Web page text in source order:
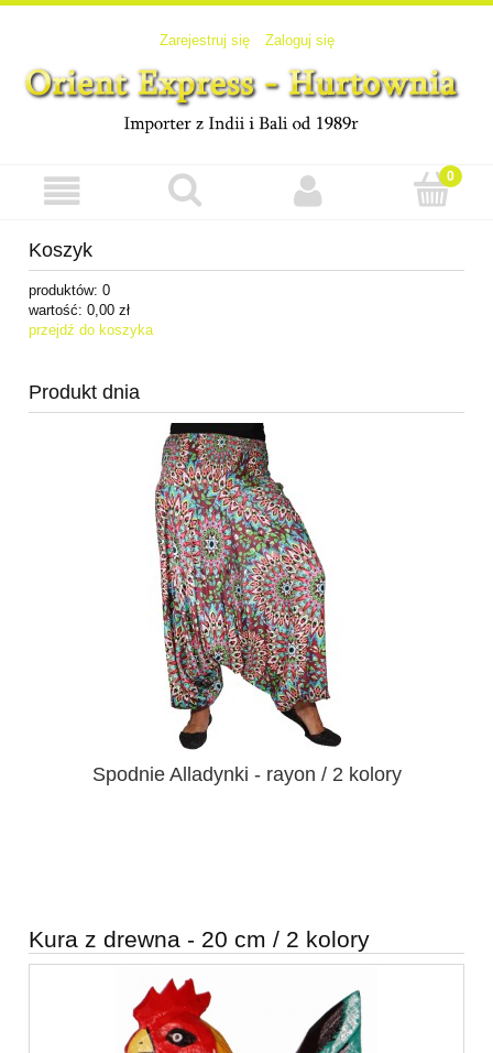
Zarejestruj się Zaloguj się
Koszyk
produktów: 0
wartość: 0,00 zł
przejdź do koszyka
Produkt dnia
Spodnie Alladynki - rayon / 2 kolory
Kura z drewna - 20 cm / 2 kolory